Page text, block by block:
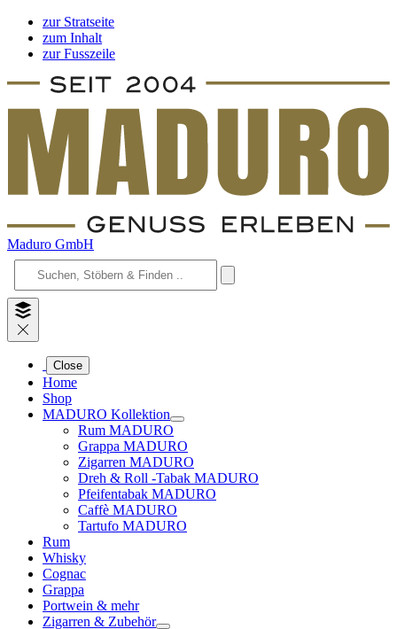
zur Stratseite
zum Inhalt
zur Fusszeile
Maduro GmbH
Close
Home
Shop
MADURO Kollektion
Rum MADURO
Grappa MADURO
Zigarren MADURO
Dreh & Roll -Tabak MADURO
Pfeifentabak MADURO
Caffè MADURO
Tartufo MADURO
Rum
Whisky
Cognac
Grappa
Portwein & mehr
Zigarren & Zubehör